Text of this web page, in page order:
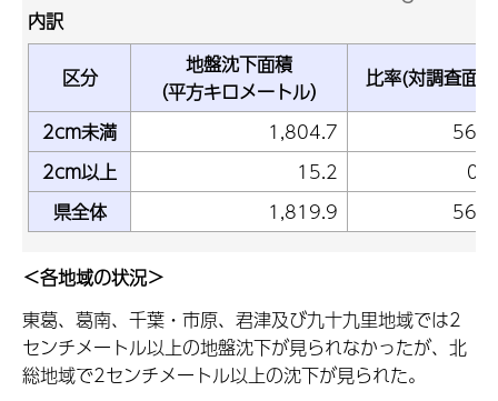
内訳
区分
地盤沈下面積
（平方キロメートル）
比率(対調査面
2cm未満
1,804.7
56.2
2cm以上
15.2
県全体
1,819.9 56.7
＜各地域の状況＞
東葛、葛南、千葉・市原、君津及び九十九里地域では2
センチメートル以上の地盤沈下が見られなかったが、北
総地域で2センチメートル以上の沈下が見られた。